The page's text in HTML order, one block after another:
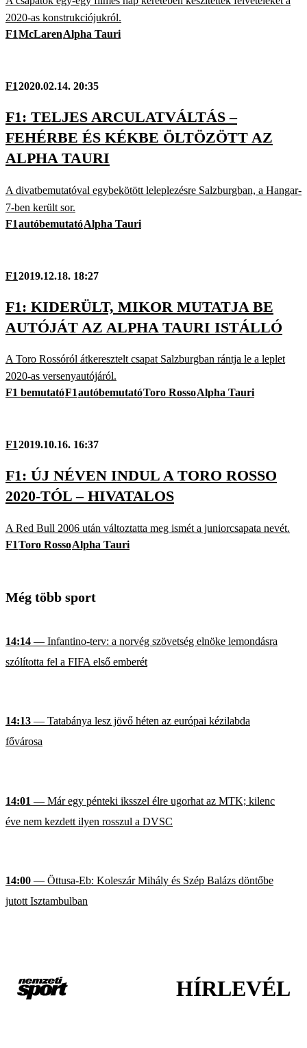
2020-as konstrukciójukról.
F1McLarenAlpha Tauri
F12020.02.14. 20:35
F1: TELJES ARCULATVÁLTÁS –
FEHÉRBE ÉS KÉKBE ÖLTÖZÖTT AZ
ALPHA TAURI
A divatbemutatóval egybekötött leleplezésre Salzburgban, a Hangar-
7-ben került sor.
F1autóbemutatóAlpha Tauri
F12019.12.18. 18:27
F1: KIDERÜLT, MIKOR MUTATJA BE
AUTÓJÁT AZ ALPHA TAURI ISTÁLLÓ
A Toro Rossóról átkeresztelt csapat Salzburgban rántja le a leplet
2020-as versenyautójáról.
F1 bemutatóF1autóbemutatóToro RossoAlpha Tauri
F12019.10.16. 16:37
F1: ÚJ NÉVEN INDUL A TORO ROSSO
2020-TÓL – HIVATALOS
A Red Bull 2006 után változtatta meg ismét a juniorcsapata nevét.
F1Toro RossoAlpha Tauri
Még több sport
14:14 — Infantino-terv: a norvég szövetség elnöke lemondásra
szólította fel a FIFA első emberét
14:13 — Tatabánya lesz jövő héten az európai kézilabda
fővárosa
14:01 — Már egy pénteki iksszel élre ugorhat az MTK; kilenc
éve nem kezdett ilyen rosszul a DVSC
14:00 — Öttusa-Eb: Koleszár Mihály és Szép Balázs döntőbe
jutott Isztambulban
HÍRLEVÉL